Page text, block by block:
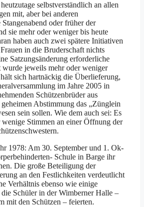
selbstverständlich an allen
mit, aber bei anderen
oder früher der
sie mehr oder weniger bis heute
haben auch zwei spätere Initiativen
in die Bruderschaft nichts
Satzungsänderung erforderliche
jeweils mehr oder weniger
sich hartnäckig die Überlieferung,
im Jahre 2005 in
Schützenbrüder aus
Abstimmung das „Zünglein
sein sollen. Wie dem auch sei: Es
Stimmen an einer Öffnung der
1978: Am 30. September und 1. Ok­
Schule in Barge ihr
Die große Beteiligung der
an den Festlichkeiten verdeutlicht
Verhältnis ebenso wie einige
Schüler in der Wimberner Halle –
mit den Schützen – feierten.